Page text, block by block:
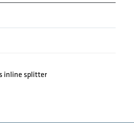
inline splitter